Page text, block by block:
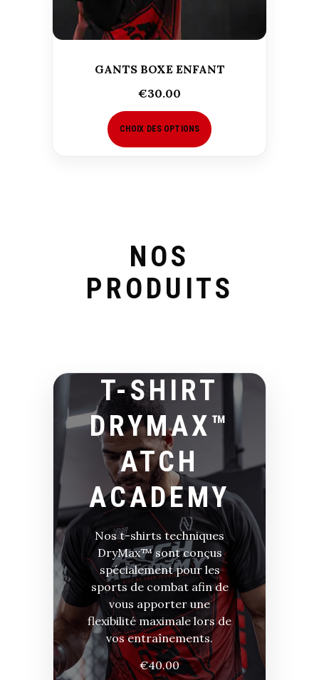
GANTS BOXE ENFANT
€30.00
CHOIX DES OPTIONS
NOS
PRODUITS
T-SHIRT
DRYMAX™
ATCH
ACADEMY
Nos t-shirts techniques
DryMax™ sont conçus
spécialement pour les
sports de combat afin de
vous apporter une
flexibilité maximale lors de
vos entraînements.
€40.00